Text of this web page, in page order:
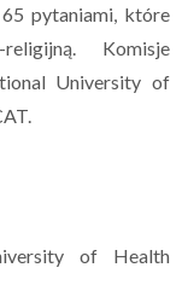
pytaniami, które
Komisje
University of
of Health